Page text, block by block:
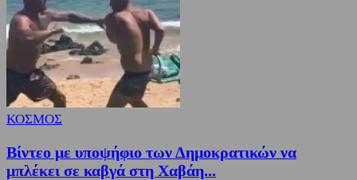
ΚΟΣΜΟΣ
Βίντεο με υποψήφιο των Δημοκρατικών να
μπλέκει σε καβγά στη Χαβάη...